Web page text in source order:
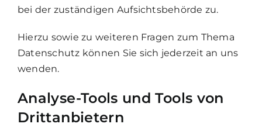
bei der zuständigen Aufsichtsbehörde zu.
Hierzu sowie zu weiteren Fragen zum Thema
Datenschutz können Sie sich jederzeit an uns
wenden.
Analyse-Tools und Tools von
Dritt­anbietern